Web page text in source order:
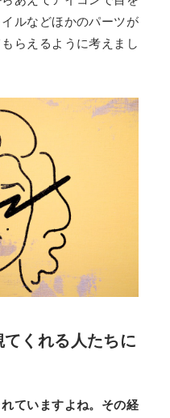
ルなどほかのパーツが
らえるように考えまし
くれる人たちに
ていますよね。その経